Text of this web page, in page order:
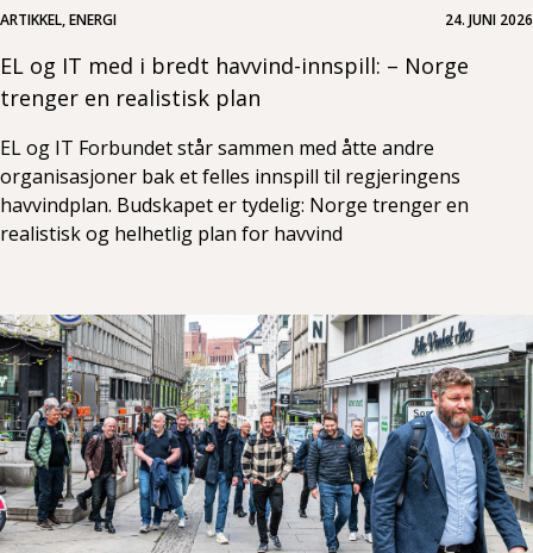
ARTIKKEL, ENERGI 24. JUNI 2026
EL og IT med i bredt havvind-innspill: – Norge
trenger en realistisk plan
EL og IT Forbundet står sammen med åtte andre
organisasjoner bak et felles innspill til regjeringens
havvindplan. Budskapet er tydelig: Norge trenger en
realistisk og helhetlig plan for havvind